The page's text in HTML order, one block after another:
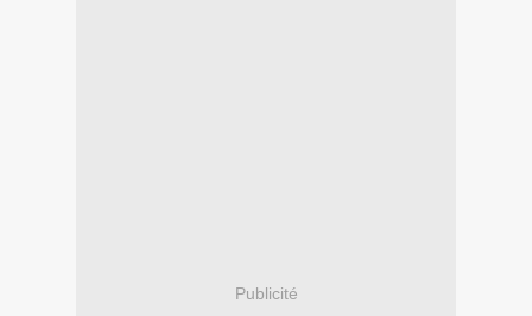
Publicité